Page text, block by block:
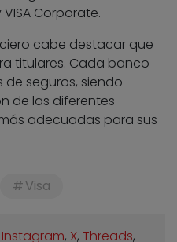
VISA Corporate.
cabe destacar que
titulares. Cada banco
de seguros, siendo
de las diferentes
adecuadas para sus
Visa
Instagram, X, Threads,